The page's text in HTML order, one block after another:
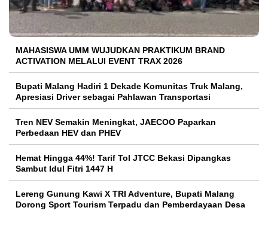
MAHASISWA UMM WUJUDKAN PRAKTIKUM BRAND
ACTIVATION MELALUI EVENT TRAX 2026
Bupati Malang Hadiri 1 Dekade Komunitas Truk Malang,
Apresiasi Driver sebagai Pahlawan Transportasi
Tren NEV Semakin Meningkat, JAECOO Paparkan
Perbedaan HEV dan PHEV
Hemat Hingga 44%! Tarif Tol JTCC Bekasi Dipangkas
Sambut Idul Fitri 1447 H
Lereng Gunung Kawi X TRI Adventure, Bupati Malang
Dorong Sport Tourism Terpadu dan Pemberdayaan Desa